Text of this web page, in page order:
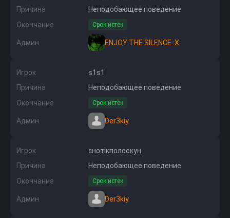
Причина
Неподобающее поведение
Окончание
Срок истек
Админ ENJOY THE SILENCE :X
Игрок
s1s1
Причина
Неподобающее поведение
Окончание
Срок истек
Админ Der3kiy
Игрок
єнотікполоскун
Причина
Неподобающее поведение
Окончание
Срок истек
Админ Der3kiy